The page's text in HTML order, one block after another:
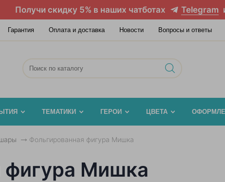
Получи скидку 5% в наших чатботах Telegram
Гарантия Оплата и доставка Новости Вопросы и ответы
ТЕМАТИКИ ГЕРОИ ЦВЕТА
Фольгированная фигура Мишка
фигура Мишка